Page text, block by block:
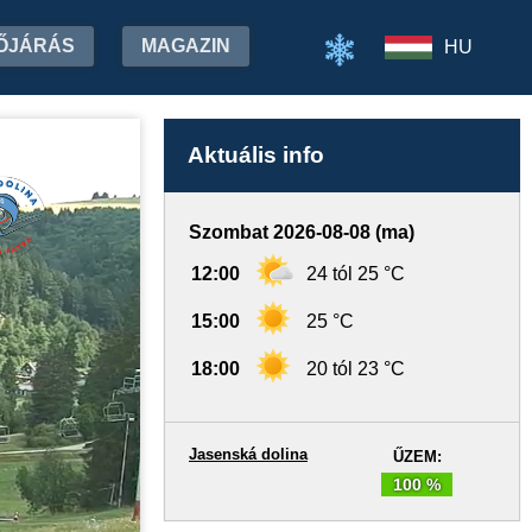
MAGAZIN HU
Aktuális info
Szombat 2026-08-08 (ma)
12:00 24 tól 25 °C
15:00 25 °C
18:00 20 tól 23 °C
ŰZEM:
100 %
Jasenská dolina